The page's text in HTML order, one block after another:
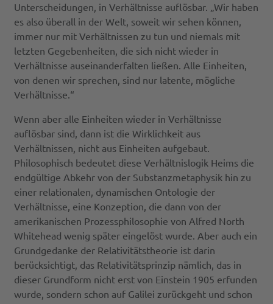
Unterscheidungen, in Verhältnisse auflösbar. „Wir haben
es also überall in der Welt, soweit wir sehen können,
immer nur mit Verhältnissen zu tun und niemals mit
letzten Gegebenheiten, die sich nicht wieder in
Verhältnisse auseinanderfalten ließen. Alle Einheiten,
von denen wir sprechen, sind nur latente, mögliche
Verhältnisse.“
Wenn aber alle Einheiten wieder in Verhältnisse
auflösbar sind, dann ist die Wirklichkeit aus
Verhältnissen, nicht aus Einheiten aufgebaut.
Philosophisch bedeutet diese Verhältnislogik Heims die
endgültige Abkehr von der Substanzmetaphysik hin zu
einer relationalen, dynamischen Ontologie der
Verhältnisse, eine Konzeption, die dann von der
amerikanischen Prozessphilosophie von Alfred North
Whitehead wenig später eingelöst wurde. Aber auch ein
Grundgedanke der Relativitätstheorie ist darin
berücksichtigt, das Relativitätsprinzip nämlich, das in
dieser Grundform nicht erst von Einstein 1905 erfunden
wurde, sondern schon auf Galilei zurückgeht und schon